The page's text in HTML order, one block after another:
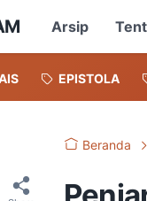
Arsip
EPISTOLA
Beranda